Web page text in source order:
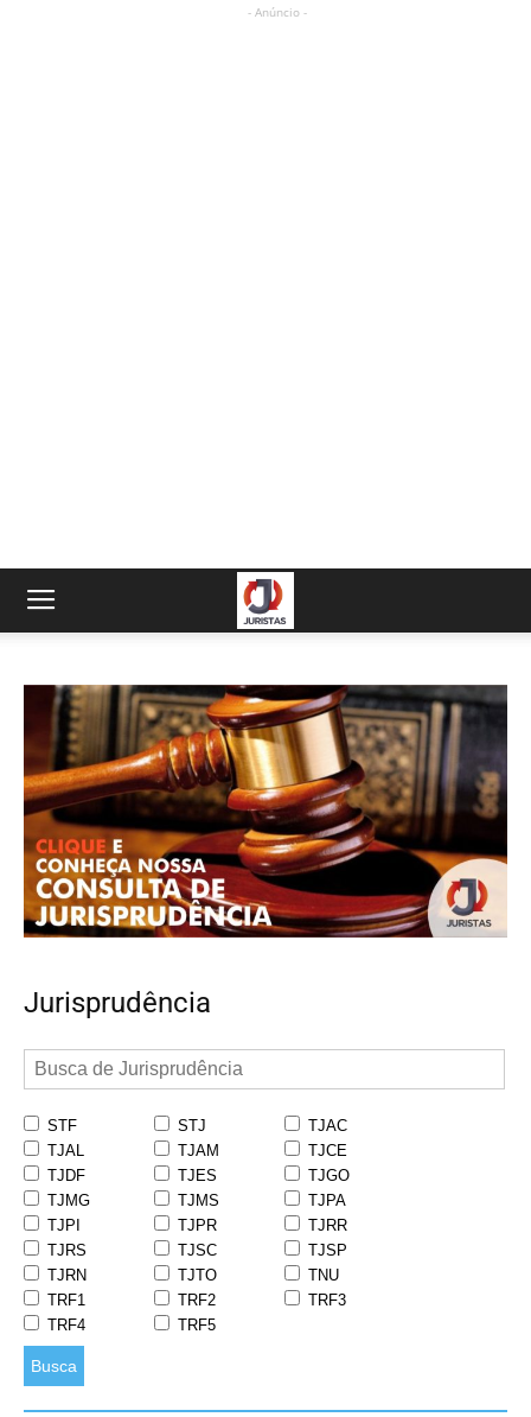
- Anúncio -
Jurisprudência
STF STJ
TJAC
TJAL
TJAM
TJCE
TJDF
TJES
TJGO
TJMG
TJMS
TJPA
TJPI
TJPR
TJRR
TJRS
TJSC
TJSP
TJRN
TJTO
TNU
TRF1
TRF2
TRF3
TRF4
TRF5
Busca